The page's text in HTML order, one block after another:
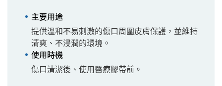
主要用途
提供溫和不易刺激的傷口周圍皮膚保護，並維持
清爽、不浸潤的環境。
使用時機
傷口清潔後、使用醫療膠帶前。